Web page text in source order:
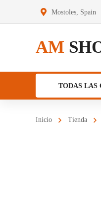
Mostoles, Spain
AM
TODAS LAS
Inicio Tienda